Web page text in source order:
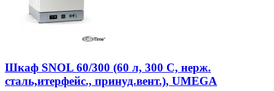
Шкаф SNOL 60/300 (60 л, 300 С, нерж.
сталь,итерфейс., принуд.вент.), UMEGA